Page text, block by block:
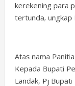
kerekening para
tertunda, ungkap
Atas nama
Kepada Bupati
Landak, Pj